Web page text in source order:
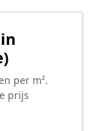
per m².
prijs